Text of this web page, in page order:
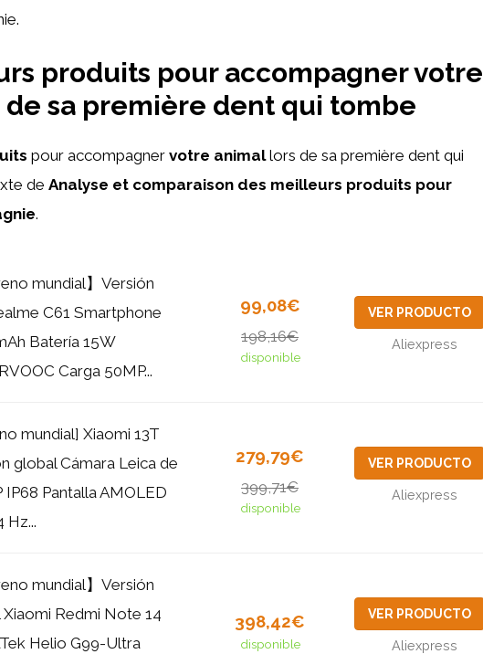
produits pour accompagner votre
sa première dent qui tombe
pour accompagner votre animallors de sa première dent qui
de Analyse et comparaison des meilleurs produits pour
.
mundial】Versión
C61 Smartphone
Batería 15W
Carga 50MP...
99,08€
198,16€
disponible
VER PRODUCTO
Aliexpress
mundial] Xiaomi 13T
global Cámara Leica de
IP68 Pantalla AMOLED
Hz...
279,79€
399,71€
disponible
VER PRODUCTO
Aliexpress
mundial】Versión
Redmi Note 14
Helio G99-Ultra
398,42€
disponible
VER PRODUCTO
Aliexpress